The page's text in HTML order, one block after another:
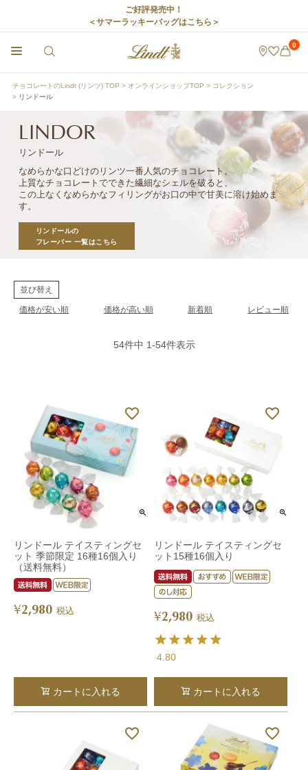
ご好評発売中！
＜サマーラッキーバッグはこちら＞
0
チョコレートのLindt (リンツ) TOP オンラインショップTOP
コレクション
リンドール
LINDOR
リンドール
なめらかな口どけのリンツ一番人気のチョコレート。
上質なチョコレートでできた繊細なシェルを破ると、
この上なくなめらかなフィリングがお口の中で甘美に溶け始めま
す。
リンドールの
フレーバー 一覧はこちら
並び替え
価格が安い順 価格が高い順 新着順 レビュー順
54件中 1-54件表示
リンドール テイスティングセ
ット 季節限定 16種16個入り
（送料無料）
¥2,980 税込
カートに入れる
リンドール テイスティングセ
ット15種16個入り
¥2,980 税込
4.80
カートに入れる